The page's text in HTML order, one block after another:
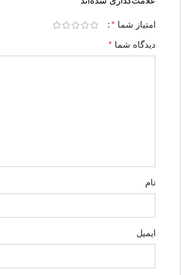
امتیاز شما *
دیدگاه شما *
نام
ایمیل